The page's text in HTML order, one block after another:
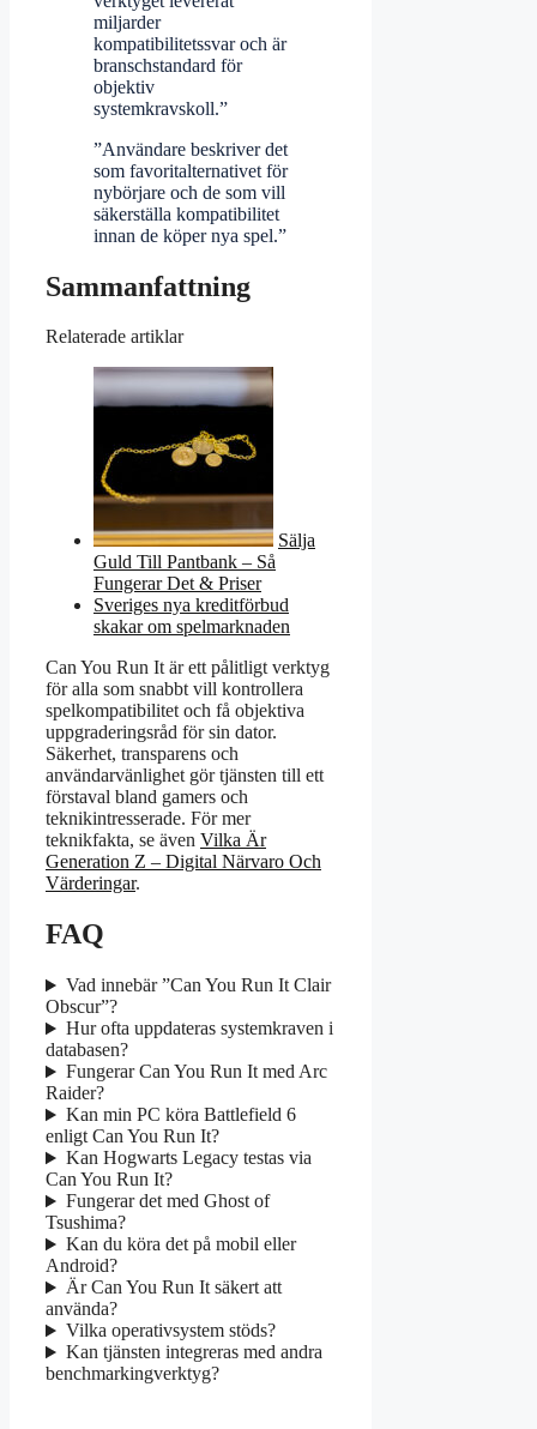
miljarder
kompatibilitetssvar och är
branschstandard för
objektiv
systemkravskoll.”
”Användare beskriver det
som favoritalternativet för
nybörjare och de som vill
säkerställa kompatibilitet
innan de köper nya spel.”
Sammanfattning
Relaterade artiklar
Sälja
Guld Till Pantbank – Så
Fungerar Det & Priser
Sveriges nya kreditförbud
skakar om spelmarknaden
Can You Run It är ett pålitligt verktyg
för alla som snabbt vill kontrollera
spelkompatibilitet och få objektiva
uppgraderingsråd för sin dator.
Säkerhet, transparens och
användarvänlighet gör tjänsten till ett
förstaval bland gamers och
teknikintresserade. För mer
teknikfakta, se även Vilka Är
Generation Z – Digital Närvaro Och
Värderingar.
FAQ
Vad innebär ”Can You Run It Clair
Obscur”?
Hur ofta uppdateras systemkraven i
databasen?
Fungerar Can You Run It med Arc
Raider?
Kan min PC köra Battlefield 6
enligt Can You Run It?
Kan Hogwarts Legacy testas via
Can You Run It?
Fungerar det med Ghost of
Tsushima?
Kan du köra det på mobil eller
Android?
Är Can You Run It säkert att
använda?
Vilka operativsystem stöds?
Kan tjänsten integreras med andra
benchmarkingverktyg?